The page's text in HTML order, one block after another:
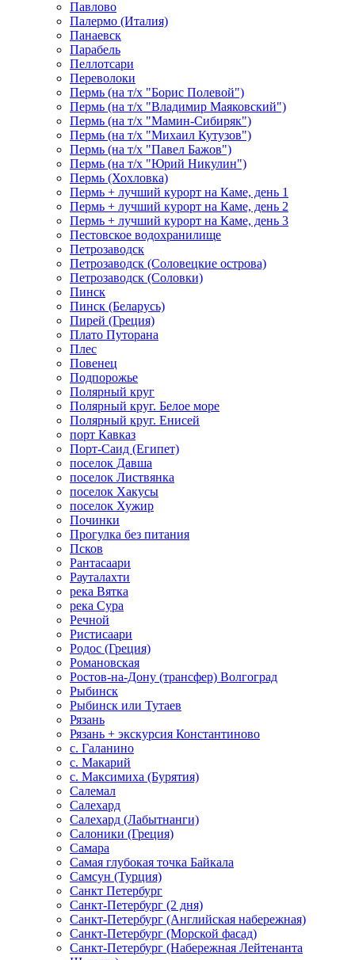
Павлово
Палермо (Италия)
Панаевск
Парабель
Пеллотсари
Переволоки
Пермь (на т/х "Борис Полевой")
Пермь (на т/х "Владимир Маяковский")
Пермь (на т/х "Мамин-Сибиряк")
Пермь (на т/х "Михаил Кутузов")
Пермь (на т/х "Павел Бажов")
Пермь (на т/х "Юрий Никулин")
Пермь (Хохловка)
Пермь + лучший курорт на Каме, день 1
Пермь + лучший курорт на Каме, день 2
Пермь + лучший курорт на Каме, день 3
Пестовское водохранилище
Петрозаводск
Петрозаводск (Соловецкие острова)
Петрозаводск (Соловки)
Пинск
Пинск (Беларусь)
Пирей (Греция)
Плато Путорана
Плес
Повенец
Подпорожье
Полярный круг
Полярный круг. Белое море
Полярный круг. Енисей
порт Кавказ
Порт-Саид (Египет)
поселок Давша
поселок Листвянка
поселок Хакусы
поселок Хужир
Починки
Прогулка без питания
Псков
Рантасаари
Рауталахти
река Вятка
река Сура
Речной
Ристисаари
Родос (Греция)
Романовская
Ростов-на-Дону (трансфер) Волгоград
Рыбинск
Рыбинск или Тутаев
Рязань
Рязань + экскурсия Константиново
с. Галанино
с. Макарий
с. Максимиха (Бурятия)
Салемал
Салехард
Салехард (Лабытнанги)
Салоники (Греция)
Самара
Самая глубокая точка Байкала
Самсун (Турция)
Санкт Петербург
Санкт-Петербург (2 дня)
Санкт-Петербург (Английская набережная)
Санкт-Петербург (Морской фасад)
Санкт-Петербург (Набережная Лейтенанта